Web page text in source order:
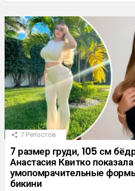
7 Репостов
7 размер груди, 105 см
Анастасия Квитко показала
умопомрачительные
бикини